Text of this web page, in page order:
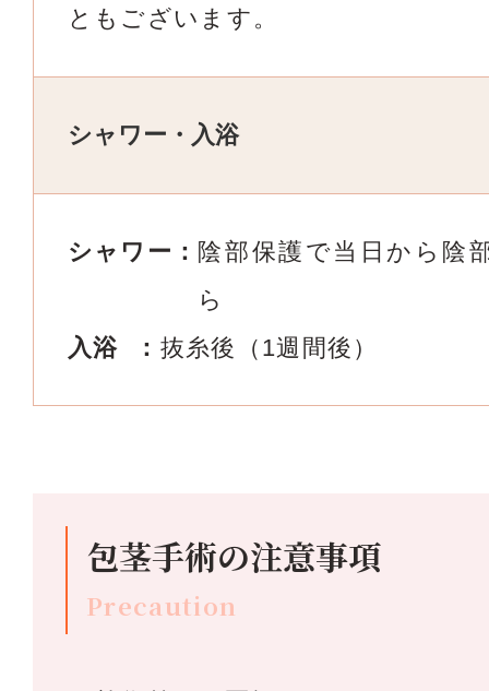
ともございます。
シャワー・入浴
シャワー 陰部保護で当日から 陰
ら
入浴
抜糸後（1週間後）
包茎手術の注意事項
Precaution